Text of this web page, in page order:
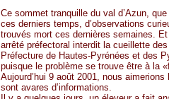
Ce sommet tranquille du val d’Azun,
ces derniers temps, d’observations
trouvés mort ces dernières semaines.
arrêté préfectoral interdit la cueillette
Préfecture de Hautes-Pyrénées et des
puisque le problème se trouve être à la
Aujourd’hui 9 août 2001, nous
sont avares d’informations.